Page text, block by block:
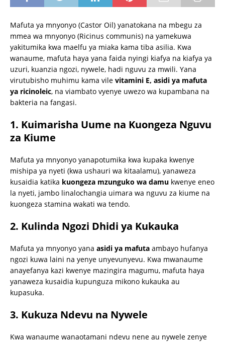
Mafuta ya mnyonyo (Castor Oil) yanatokana na mbegu za
mmea wa mnyonyo (Ricinus communis) na yamekuwa
yakitumika kwa maelfu ya miaka kama tiba asilia. Kwa
wanaume, mafuta haya yana faida nyingi kiafya na kiafya ya
uzuri, kuanzia ngozi, nywele, hadi nguvu za mwili. Yana
virutubisho muhimu kama vile vitamini E, asidi ya mafuta
ya ricinoleic, na viambato vyenye uwezo wa kupambana na
bakteria na fangasi.
1. Kuimarisha Uume na Kuongeza Nguvu
za Kiume
Mafuta ya mnyonyo yanapotumika kwa kupaka kwenye
mishipa ya nyeti (kwa ushauri wa kitaalamu), yanaweza
kusaidia katika kuongeza mzunguko wa damu kwenye eneo
la nyeti, jambo linalochangia uimara wa nguvu za kiume na
kuongeza stamina wakati wa tendo.
2. Kulinda Ngozi Dhidi ya Kukauka
Mafuta ya mnyonyo yana asidi ya mafuta ambayo hufanya
ngozi kuwa laini na yenye unyevunyevu. Kwa mwanaume
anayefanya kazi kwenye mazingira magumu, mafuta haya
yanaweza kusaidia kupunguza mikono kukauka au
kupasuka.
3. Kukuza Ndevu na Nywele
Kwa wanaume wanaotamani ndevu nene au nywele zenye